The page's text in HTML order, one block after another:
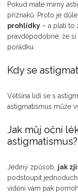
Pokud máte mírný
příznaků. Proto je
prohlídky – a platí to
pravděpodobné, že
pořádku.
Kdy se
Většina lidí se s
astigmatismus může
Jak můj oční
astigmatismus?
Jediný způsob, jak
podstoupit
vidění vám pak